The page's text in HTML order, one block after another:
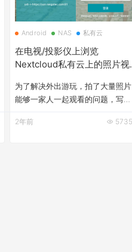
Android NAS 私有云
在电视/投影仪上浏览
Nextcloud私有云上的照片视
为了解决外出游玩，拍了大量照片
能够一家人一起观看的问题，写了
的程序，投影到墙上，游玩回来后
2年前